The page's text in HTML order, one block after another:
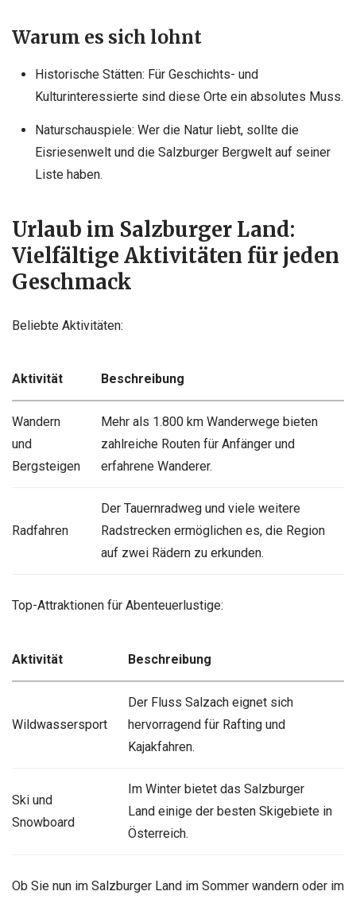
Warum es sich lohnt
Historische Stätten: Für Geschichts- und
Kulturinteressierte sind diese Orte ein absolutes Muss.
Naturschauspiele: Wer die Natur liebt, sollte die
Eisriesenwelt und die Salzburger Bergwelt auf seiner
Liste haben.
Urlaub im Salzburger Land:
Vielfältige Aktivitäten für jeden
Geschmack
Beliebte Aktivitäten:
Aktivität Beschreibung
Wandern
und
Bergsteigen
Mehr als 1.800 km Wanderwege bieten
zahlreiche Routen für Anfänger und
erfahrene Wanderer.
Radfahren
Der Tauernradweg und viele weitere
Radstrecken ermöglichen es, die Region
auf zwei Rädern zu erkunden.
Top-Attraktionen für Abenteuerlustige:
Aktivität Beschreibung
Wildwassersport
Der Fluss Salzach eignet sich
hervorragend für Rafting und
Kajakfahren.
Ski und
Snowboard
Im Winter bietet das Salzburger
Land einige der besten Skigebiete in
Österreich.
Ob Sie nun im Salzburger Land im Sommer wandern oder im